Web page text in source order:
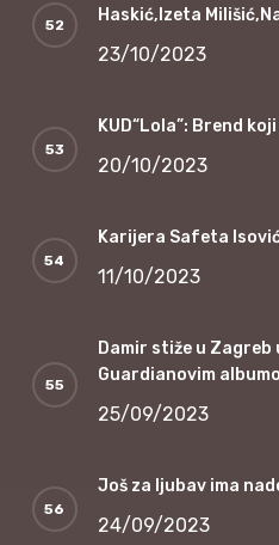
Haskić,Izeta
23/10/2023
KUD“Lola”: Brend
20/10/2023
Karijera Safeta
11/10/2023
Damir stiže u
Guardianovim
25/09/2023
Još za ljubav ima
24/09/2023